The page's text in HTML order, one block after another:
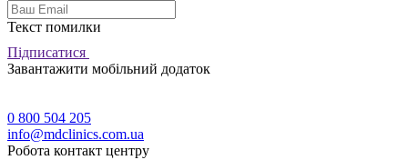
Текст помилки
Підписатися
Завантажити мобільний додаток
0 800 504 205
info@mdclinics.com.ua
Робота контакт центру